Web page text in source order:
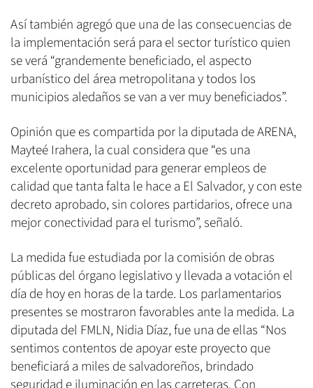
Así también agregó que una de las consecuencias de
la implementación será para el sector turístico quien
se verá “grandemente beneficiado, el aspecto
urbanístico del área metropolitana y todos los
municipios aledaños se van a ver muy beneficiados”.
Opinión que es compartida por la diputada de ARENA,
Mayteé Irahera, la cual considera que “es una
excelente oportunidad para generar empleos de
calidad que tanta falta le hace a El Salvador, y con este
decreto aprobado, sin colores partidarios, ofrece una
mejor conectividad para el turismo”, señaló.
La medida fue estudiada por la comisión de obras
públicas del órgano legislativo y llevada a votación el
día de hoy en horas de la tarde. Los parlamentarios
presentes se mostraron favorables ante la medida. La
diputada del FMLN, Nidia Díaz, fue una de ellas “Nos
sentimos contentos de apoyar este proyecto que
beneficiará a miles de salvadoreños, brindado